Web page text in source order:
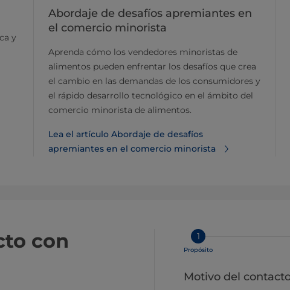
y
Abordaje de desafíos apremiantes en
el comercio minorista
Aprenda cómo los vendedores minoristas de
alimentos pueden enfrentar los desafíos que crea
el cambio en las demandas de los consumidores y
el rápido desarrollo tecnológico en el ámbito del
comercio minorista de alimentos.
Lea el artículo Abordaje de desafíos
apremiantes en el comercio minorista
con
1
Propósito
Motivo del